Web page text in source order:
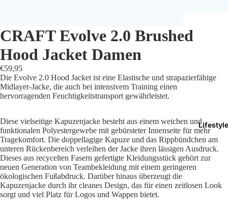
Lifestyle
CRAFT Evolve 2.0 Brushed
Hood Jacket Damen
€59,95
Die Evolve 2.0 Hood Jacket ist eine Elastische und strapazierfähige
Midlayer-Jacke, die auch bei intensivem Training einen
hervorragenden Feuchtigkeitstransport gewährleistet.
Diese vielseitige Kapuzenjacke besteht aus einem weichen und
funktionalen Polyestergewebe mit gebürsteter Innenseite für mehr
Tragekomfort. Die doppellagige Kapuze und das Rippbündchen am
unteren Rückenbereich verleihen der Jacke ihren lässigen Ausdruck.
Dieses aus recycelten Fasern gefertigte Kleidungsstück gehört zur
neuen Generation von Teambekleidung mit einem geringeren
ökologischen Fußabdruck. Darüber hinaus überzeugt die
Kapuzenjacke durch ihr cleanes Design, das für einen zeitlosen Look
sorgt und viel Platz für Logos und Wappen bietet.